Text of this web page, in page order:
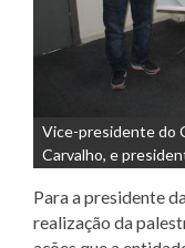
Vice-presidente do
Carvalho, e
Para a presidente
realização da